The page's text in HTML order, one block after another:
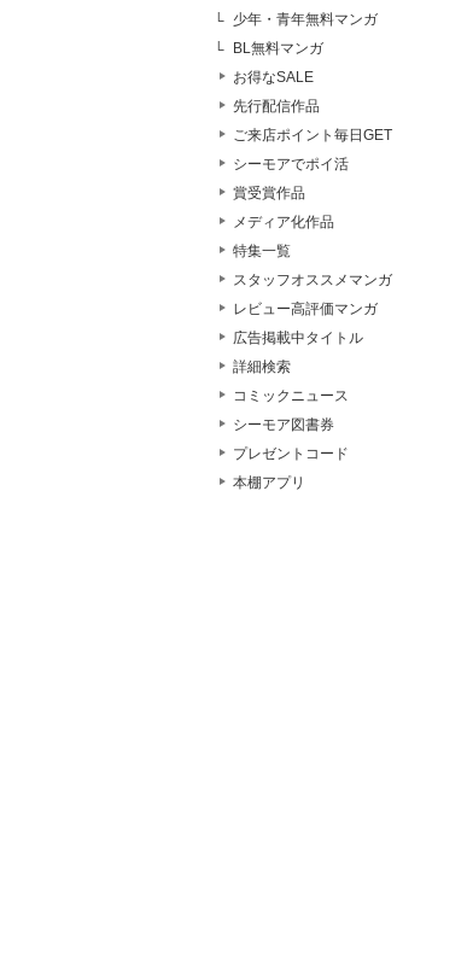
少年・青年無料マンガ
BL無料マンガ
お得なSALE
先行配信作品
ご来店ポイント毎日GET
シーモアでポイ活
賞受賞作品
メディア化作品
特集一覧
スタッフオススメマンガ
レビュー高評価マンガ
広告掲載中タイトル
詳細検索
コミックニュース
シーモア図書券
プレゼントコード
本棚アプリ